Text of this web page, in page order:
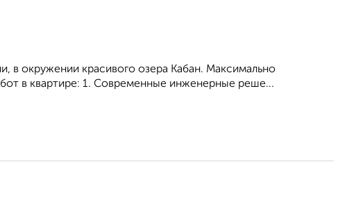
в окружении красивого озера Кабан. Максимально
в квартире: 1. Современные инженерные реше...